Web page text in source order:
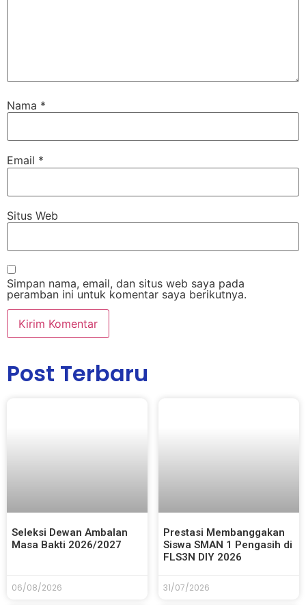
Nama *
Email *
Situs Web
Simpan nama, email, dan situs web saya pada
peramban ini untuk komentar saya berikutnya.
Post Terbaru
Seleksi Dewan Ambalan
Masa Bakti 2026/2027
06/08/2026
Prestasi Membanggakan
Siswa SMAN 1 Pengasih di
FLS3N DIY 2026
31/07/2026